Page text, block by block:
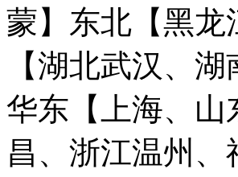
蒙】 东北【黑龙
【湖北武汉、
华东【上海、山
昌、浙江温州、